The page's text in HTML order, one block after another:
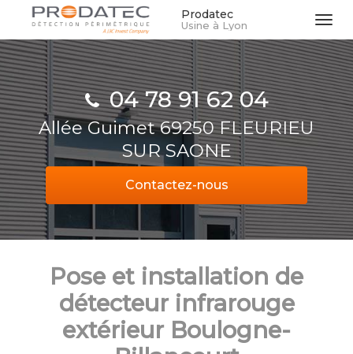
Aller
contenu
principal
Prodatec
Usine à Lyon
04 78 91 62 04
Allée Guimet 69250 FLEURIEU
SUR SAONE
Contactez-nous
Pose et installation de
détecteur infrarouge
extérieur Boulogne-